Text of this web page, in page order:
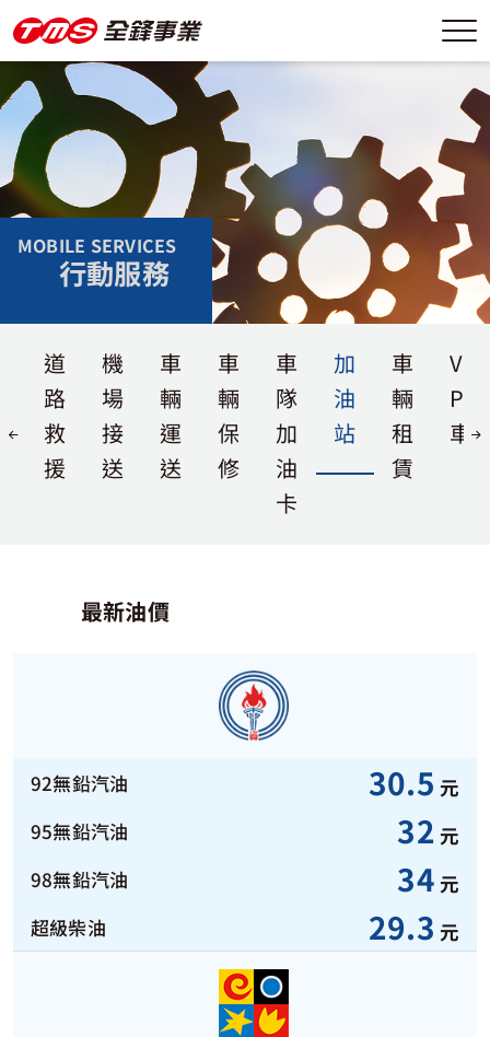
MOBILE SERVICES
行動服務
道
路
救
援
機
場
接
送
車
輛
運
送
車
輛
保
修
車
隊
加
油
卡
加
油
站
車
輛
租
賃
V-
車
最新油價
30.5 元
32 元
34 元
29.3 元